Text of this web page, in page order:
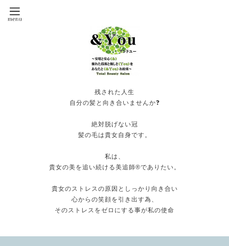
残された人生
自分の髪と向き合いませんか❓
絶対脱げない冠
髪の毛は貴女自身です。
私は、
貴女の美を追い続ける美追師®️でありたい。
貴女のストレスの原因としっかり向き合い
心からの笑顔を引き出す為、
そのストレスをゼロにする事が私の使命